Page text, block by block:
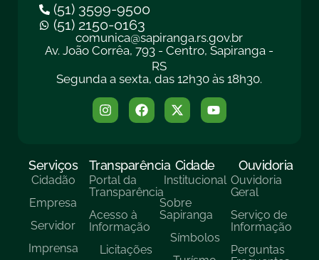
(51) 3599-9500
(51) 2150-0163
comunica@sapiranga.rs.gov.br
Av. João Corrêa, 793 - Centro, Sapiranga -
RS
Segunda a sexta, das 12h30 às 18h30.
Serviços
Cidadão
Empresa
Servidor
Imprensa
Transparência
Portal da
Transparência
Acesso à
Informação
Licitações
Cidade
Institucional
Sobre
Sapiranga
Símbolos
Ouvidoria
Ouvidoria
Geral
Serviço de
Informação
Perguntas